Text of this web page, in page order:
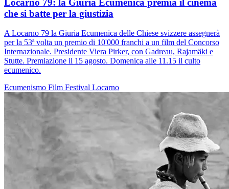
che si batte per la giustizia
A Locarno 79 la Giuria Ecumenica delle Chiese svizzere assegnerà
per la 53ª volta un premio di 10'000 franchi a un film del Concorso
Internazionale. Presidente Viera Pirker, con Gadreau, Rajamäki e
Stutte. Premiazione il 15 agosto. Domenica alle 11.15 il culto
ecumenico.
Ecumenismo Film Festival Locarno